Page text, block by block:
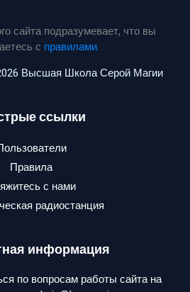
сайта подразумевает, что вы
с правилами.
Высшая Школа Серой Магии
ссылки
Правила
с нами
радиостанция
информация
по вопросам работы сайта на